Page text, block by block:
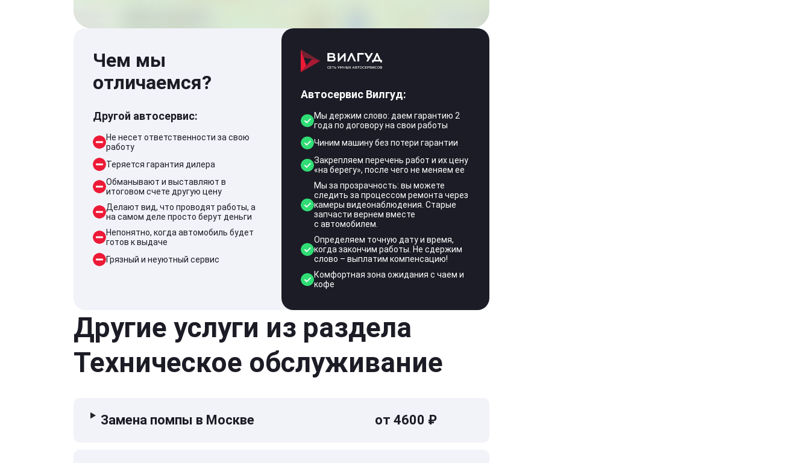
Чем мы
отличаемся?
Другой автосервис:
Не несет ответственности за свою
работу
Теряется гарантия дилера
Обманывают и выставляют в
итоговом счете другую цену
Делают вид, что проводят работы, а
на самом деле просто берут деньги
Непонятно, когда автомобиль будет
готов к выдаче
Грязный и неуютный сервис
Автосервис Вилгуд:
Мы держим слово: даем гарантию 2
года по договору на свои работы
Чиним машину без потери гарантии
Закрепляем перечень работ и их цену
«на берегу», после чего не меняем ее
Мы за прозрачность: вы можете
следить за процессом ремонта через
камеры видеонаблюдения. Старые
запчасти вернем вместе
с автомобилем.
Определяем точную дату и время,
когда закончим работы. Не сдержим
слово – выплатим компенсацию!
Комфортная зона ожидания с чаем и
кофе
Другие услуги из раздела
Техническое обслуживание
Замена помпы в Москве от 4600 ₽